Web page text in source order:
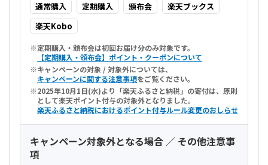
通常購入 定期購入 頒布会
楽天ブックス
楽天Kobo
定期購入・頒布会は初回お届け分のみ対象です。
【定期購入・頒布会】ポイント・クーポンについて
キャンペーンの対象 / 対象外については、
キャンペーンに関する注意事項をご覧ください。
2025年10月1日(水)より「楽天ふるさと納税」の寄付は、原則
として楽天ポイント付与の対象外となりました。
楽天ふるさと納税におけるポイント付与ルール変更のおしらせ
キャンペーン対象外となる場合 ／ その他注意事
項